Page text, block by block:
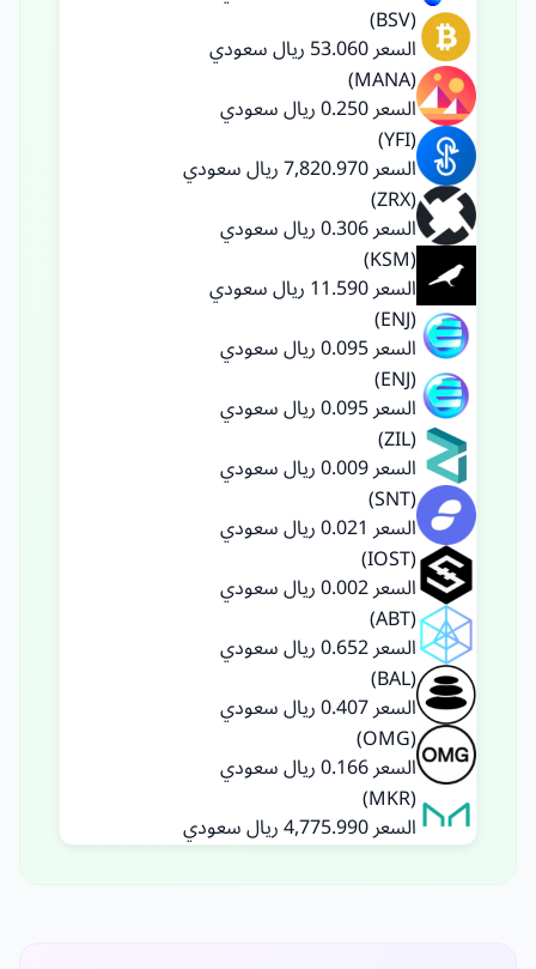
(BSV)
السعر 53.060 ريال سعودي
(MANA)
السعر 0.250 ريال سعودي
(YFI)
السعر 7,820.970 ريال سعودي
(ZRX)
السعر 0.306 ريال سعودي
(KSM)
السعر 11.590 ريال سعودي
(ENJ)
السعر 0.095 ريال سعودي
(ENJ)
السعر 0.095 ريال سعودي
(ZIL)
السعر 0.009 ريال سعودي
(SNT)
السعر 0.021 ريال سعودي
(IOST)
السعر 0.002 ريال سعودي
(ABT)
السعر 0.652 ريال سعودي
(BAL)
السعر 0.407 ريال سعودي
(OMG)
السعر 0.166 ريال سعودي
(MKR)
السعر 4,775.990 ريال سعودي